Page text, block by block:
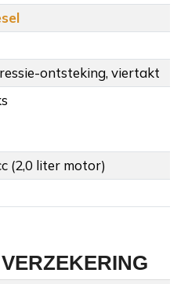
ontsteking, viertakt
(2,0 liter motor)